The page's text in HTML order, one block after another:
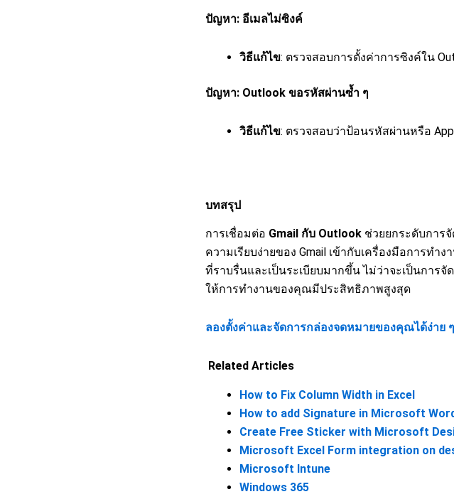
ปัญหา: อีเมลไม่ซิงค์
วิธีแก้ไข: ตรวจสอบการตั้งค่าการซิงค์ใน
ปัญหา: Outlook ขอรหัสผ่านซ้ำ ๆ
วิธีแก้ไข: ตรวจสอบว่าป้อนรหัสผ่านหรือ
บทสรุป
การเชื่อมต่อ Gmail กับ Outlookช่วยยกระดับการ
ความเรียบง่ายของ Gmail เข้ากับเครื่องมือการท
ที่ราบรื่นและเป็นระเบียบมากขึ้น ไม่ว่าจะเป็นกา
ให้การทำงานของคุณมีประสิทธิภาพสูงสุด
ลองตั้งค่าและจัดการกล่องจดหมายของคุณได้ง่าย
Related Articles
How to Fix Column Width in Excel
How to add Signature in Microsoft
Create Free Sticker with Microsoft
Microsoft Excel Form integration on
Microsoft Intune
Windows 365